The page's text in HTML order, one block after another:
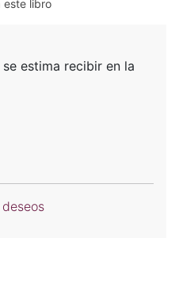
este libro
estima recibir en la